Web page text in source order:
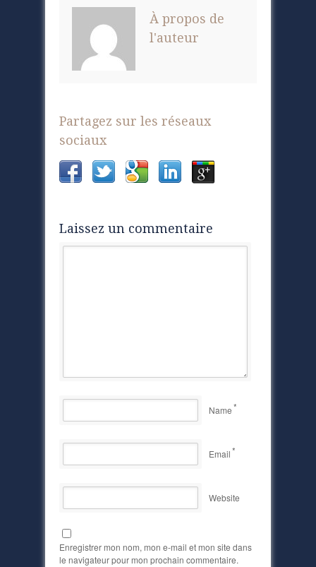
À propos de
l'auteur
Partagez sur les réseaux
sociaux
Laissez un commentaire
Name*
Email*
Website
Enregistrer mon nom, mon e-mail et mon site dans
le navigateur pour mon prochain commentaire.